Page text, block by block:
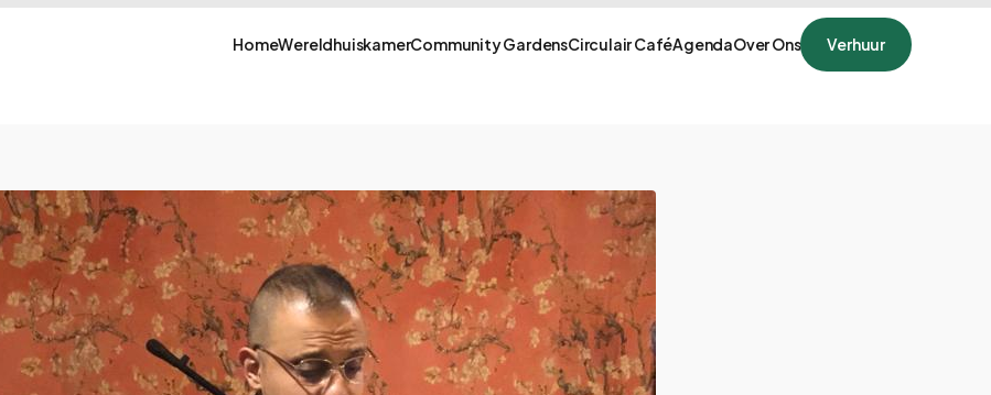
HomeWereldhuiskamerCommunity GardensCirculair CaféAgendaOver Ons Verhuur